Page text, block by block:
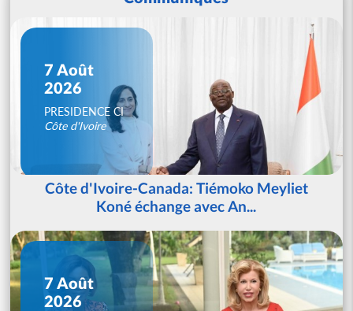
7 Août
2026
PRESIDENCE CI
Côte d'Ivoire
Côte d'Ivoire-Canada: Tiémoko Meyliet
Koné échange avec An...
7 Août
2026